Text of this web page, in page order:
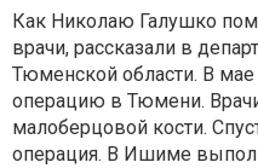
Как Николаю Галушко
врачи, рассказали в
Тюменской области. В
операцию в Тюмени.
малоберцовой кости.
операция. В Ишиме